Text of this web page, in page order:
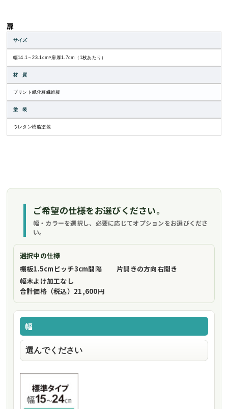
扉
サイズ
幅14.1～23.1cm×扉厚1.7cm（1枚あたり）
材 質
プリント紙化粧繊維板
塗 装
ウレタン樹脂塗装
ご希望の仕様をお選びください。
幅・カラーを選択し、必要に応じてオプションをお選びくださ
い。
選択中の仕様
棚板1.5cmピッチ3cm間隔 片開きの方向右開き
幅木よけ加工なし
合計価格（税込） 21,600円
幅